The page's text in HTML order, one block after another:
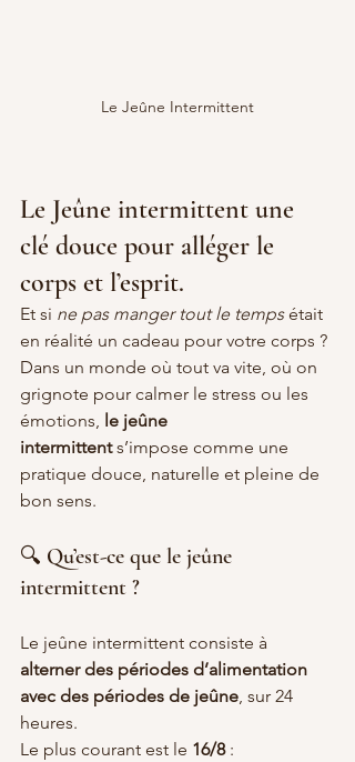
Le Jeûne Intermittent
Le Jeûne intermittent une
clé douce pour alléger le
corps et l’esprit.
Et si ne pas manger tout le temps était
en réalité un cadeau pour votre corps ?
Dans un monde où tout va vite, où on
grignote pour calmer le stress ou les
émotions, le jeûne
intermittent s’impose comme une
pratique douce, naturelle et pleine de
bon sens.
🔍 Qu’est-ce que le jeûne
intermittent ?
Le jeûne intermittent consiste à
alterner des périodes d’alimentation
avec des périodes de jeûne, sur 24
heures.
Le plus courant est le 16/8 :